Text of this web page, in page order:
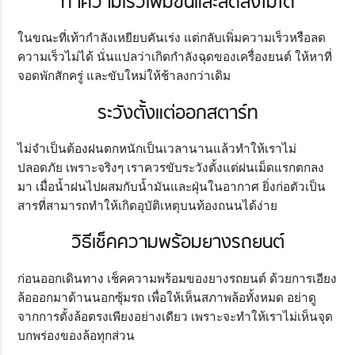
ในขณะที่เท้ากำลังเหยียบคันเร่ง แต่กลับเพิ่มความเร็วหรือลด
ความเร็วไม่ได้ นั่นแปลว่าเกิดกำลังฉุดของเครื่องยนต์ ให้หาที่
จอดพักสักครู่ และขับใหม่ให้ช้าลงกว่าเดิม
ระวังตั้งแต่ออกสตาร์ท
ไม่จำเป็นต้องฝนตกหนักเป็นเวลานานแล้วทำให้เราไม่
ปลอดภัย เพราะจริงๆ เราควรขับระวังตั้งแต่ฝนเม็ดแรกตกลง
มา เมื่อน้ำฝนไปผสมกับน้ำมันและฝุ่นในอากาศ ยิ่งก่อตัวเป็น
สารที่สามารถทำให้เกิดอุบัติเหตุบนท้องถนนได้ง่าย
วิธีเช็คความพร้อมยางรถยนต์
ก่อนออกเดินทาง เช็คความพร้อมของยางรถยนต์ ด้วยการเอียง
ล้อออกมาด้านนอกซุ้มรถ เพื่อให้เห็นสภาพล้อทั้งหมด อย่าดู
จากการตั้งล้อตรงเพียงอย่างเดียว เพราะจะทำให้เราไม่เห็นจุด
บกพร่องของล้อทุกส่วน